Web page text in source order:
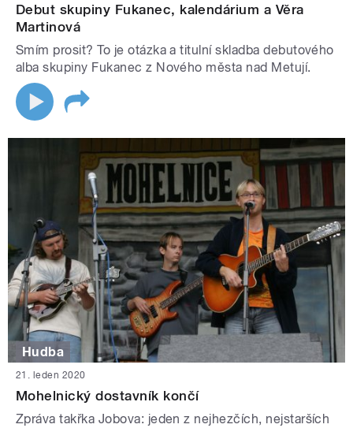
Debut skupiny Fukanec, kalendárium a Věra
Martinová
Smím prosit? To je otázka a titulní skladba debutového
alba skupiny Fukanec z Nového města nad Metují.
Hudba
21. leden 2020
Mohelnický dostavník končí
Zpráva takřka Jobova: jeden z nejhezčích, nejstarších